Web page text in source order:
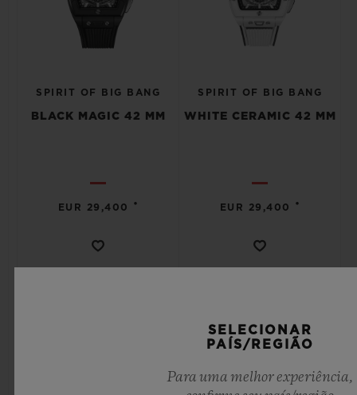
SPIRIT OF BIG BANG
BLACK MAGIC 42 MM
EUR 29,400 •
SPIRIT OF BIG BANG
WHITE CERAMIC 42 MM
EUR 29,400 •
SELECIONAR
PAÍS/REGIÃO
Para uma melhor experiência,